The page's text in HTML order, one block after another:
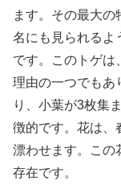
ます。その最大
名にも見られるよ
です。このトゲは
理由の一つでもあ
り、小葉が3枚集
徴的です。花は、
漂わせます。この
存在です。